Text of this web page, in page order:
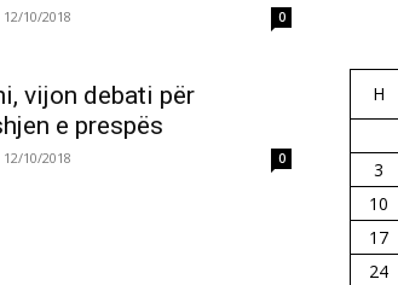
12/10/2018 0
vijon debati për
e prespës
12/10/2018 0
H
3
10
17
24